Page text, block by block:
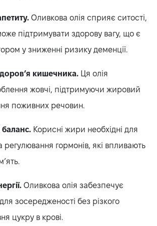
Оливкова олія сприяє ситості,
підтримувати здорову вагу, що є
у зниженні ризику деменції.
кишечника. Ця олія
жовчі, підтримуючи жировий
поживних речовин.
Корисні жири необхідні для
регулювання гормонів, які впливають
Оливкова олія забезпечує
зосередженості без різкого
цукру в крові.